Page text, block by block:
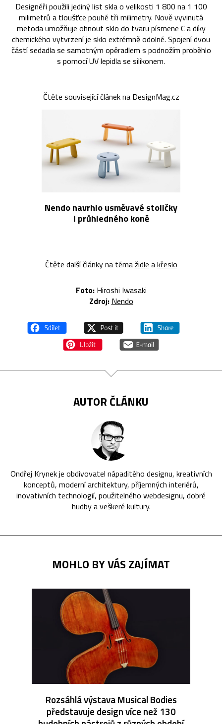
Designéři použili jediný list skla o velikosti 1 800 na 1 100
milimetrů a tloušťce pouhé tři milimetry. Nově vyvinutá
metoda umožňuje ohnout sklo do tvaru písmene C a díky
chemického vytvrzení je sklo extrémně odolné. Spojení dvou
částí sedadla se samotným opěradlem s podnožím proběhlo
s pomocí UV lepidla se silikonem.
Čtěte související článek na DesignMag.cz
Nendo navrhlo usměvavé stoličky
i průhledného koně
Čtěte další články na témažidle akřeslo
Foto:Hiroshi Iwasaki
Zdroj: Nendo
AUTOR ČLÁNKU
Ondřej Krynek je obdivovatel nápaditého designu, kreativních
konceptů, moderní architektury, příjemných interiérů,
inovativních technologií, použitelného webdesignu, dobré
hudby a veškeré kultury.
MOHLO BY VÁS ZAJÍMAT
Rozsáhlá výstava Musical Bodies
představuje design více než 130